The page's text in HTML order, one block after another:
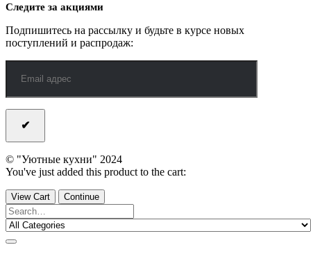
Следите за акциями
Подпишитесь на рассылку и будьте в курсе новых
поступлений и распродаж:
© "Уютные кухни" 2024
You've just added this product to the cart:
View Cart Continue